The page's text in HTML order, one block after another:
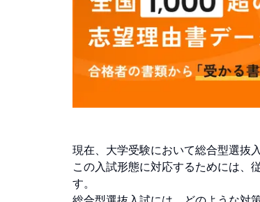
現在、大学受験において総合型選抜
この入試形態に対応するためには、
す。